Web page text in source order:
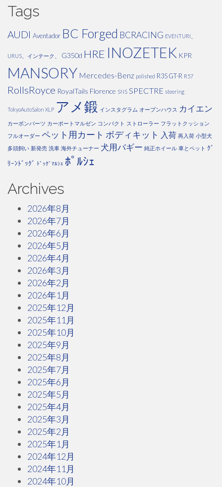
Tags
AUDI Aventador BC Forged BCRACING EVENTURI、
URUS、インテーク、 G350d HRE INOZETEK KPR
MANSORY Mercedes-Benz polished R35 GT-R R57
RollsRoyce RoyalTails Florence SNS SPECTRE steering
TokyoAutoSalon XLP アメ鍛 インスタグラム オープンハウス カイエン
カーボンパーツ カーポートマルゼン コンパクト ストローラー フラットクッション
フルオーダー ペット用カート ボディキット 入荷 再入荷 小型犬
多頭飼い 新発売 洗車 海外チューナー 犬用バギー 純正ホイール 車とペット ｸﾞ
ﾘｰﾝﾄﾞｯｸﾞ ﾄﾞｯｸﾞﾏﾙｼｪ ﾎﾟﾙｼｪ
Archives
2026年8月
2026年7月
2026年6月
2026年5月
2026年4月
2026年3月
2026年2月
2026年1月
2025年12月
2025年11月
2025年10月
2025年9月
2025年8月
2025年7月
2025年6月
2025年5月
2025年4月
2025年3月
2025年2月
2025年1月
2024年12月
2024年11月
2024年10月